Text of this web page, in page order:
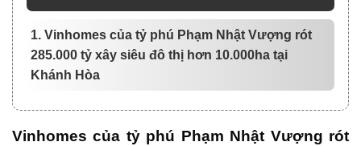
1. Vinhomes của tỷ phú Phạm Nhật Vượng rót
285.000 tỷ xây siêu đô thị hơn 10.000ha tại
Khánh Hòa
Vinhomes của tỷ phú Phạm Nhật Vượng rót